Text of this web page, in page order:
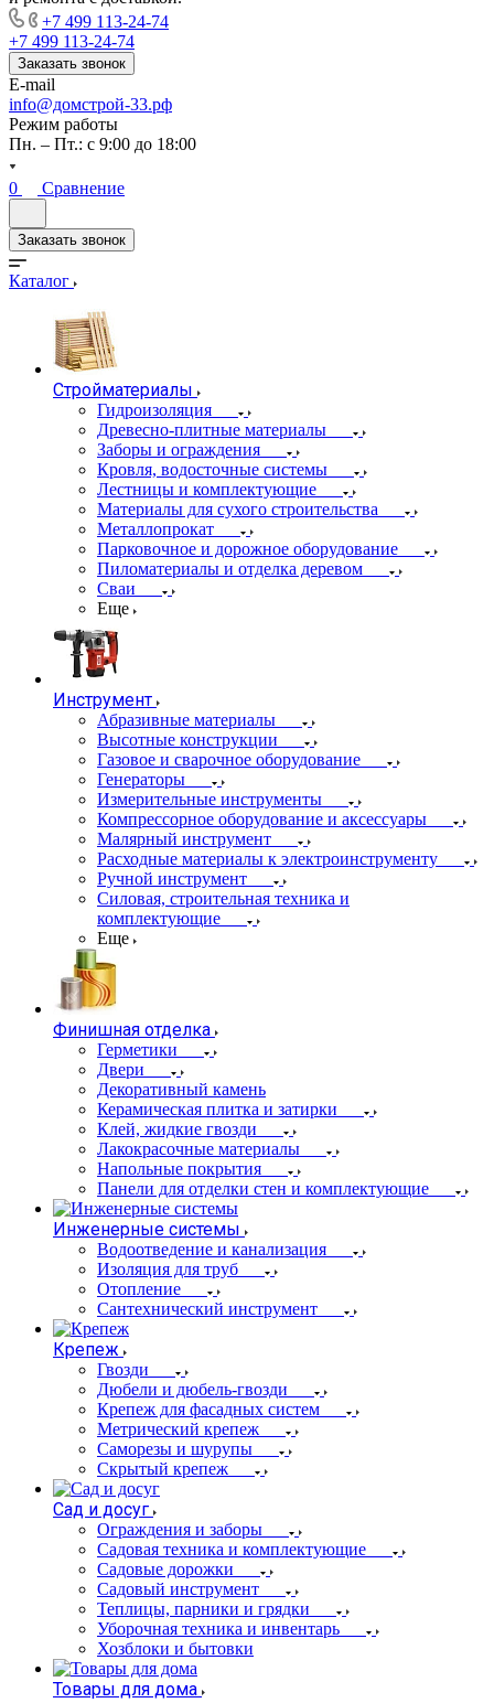
+7 499 113-24-74
+7 499 113-24-74
Заказать звонок
E-mail
info@домстрой-33.рф
Режим работы
Пн. – Пт.: с 9:00 до 18:00
0 Сравнение
Заказать звонок
Каталог
Стройматериалы
Гидроизоляция
Древесно-плитные материалы
Заборы и ограждения
Кровля, водосточные системы
Лестницы и комплектующие
Материалы для сухого строительства
Металлопрокат
Парковочное и дорожное оборудование
Пиломатериалы и отделка деревом
Сваи
Еще
Инструмент
Абразивные материалы
Высотные конструкции
Газовое и сварочное оборудование
Генераторы
Измерительные инструменты
Компрессорное оборудование и аксессуары
Малярный инструмент
Расходные материалы к электроинструменту
Ручной инструмент
Силовая, строительная техника и
комплектующие
Еще
Финишная отделка
Герметики
Двери
Декоративный камень
Керамическая плитка и затирки
Клей, жидкие гвозди
Лакокрасочные материалы
Напольные покрытия
Панели для отделки стен и комплектующие
Инженерные системы
Водоотведение и канализация
Изоляция для труб
Отопление
Сантехнический инструмент
Крепеж
Гвозди
Дюбели и дюбель-гвозди
Крепеж для фасадных систем
Метрический крепеж
Саморезы и шурупы
Скрытый крепеж
Сад и досуг
Ограждения и заборы
Садовая техника и комплектующие
Садовые дорожки
Садовый инструмент
Теплицы, парники и грядки
Уборочная техника и инвентарь
Хозблоки и бытовки
Товары для дома